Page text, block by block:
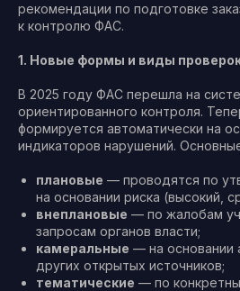
рекомендации по подготовке
к контролю ФАС.
1. Новые формы и виды
В 2025 году ФАС перешла на
ориентированного контроля.
формируется автоматически на
индикаторов нарушений.
плановые — проводятся по
на основании риска (высокий,
внеплановые — по жалобам
запросам органов власти;
камеральные — на основании
других открытых источников;
тематические — по